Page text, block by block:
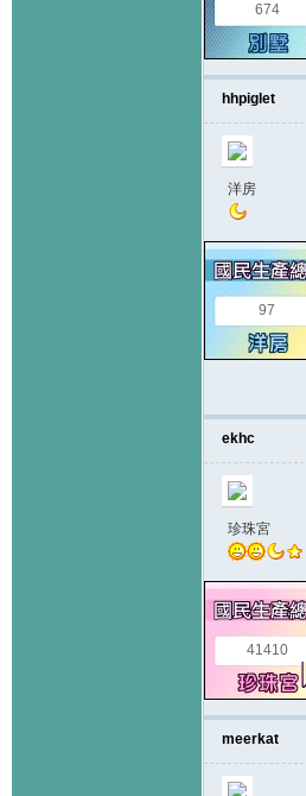
674
hhpiglet
洋房
97
ekhc
珍珠宮
41410
meerkat